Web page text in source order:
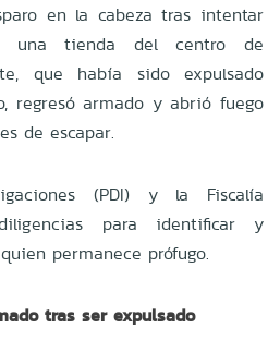
en la cabeza tras intentar
una tienda del centro de
que había sido expulsado
regresó armado y abrió fuego
de escapar.
(PDI) y la Fiscalía
para identificar y
permanece prófugo.
tras ser expulsado